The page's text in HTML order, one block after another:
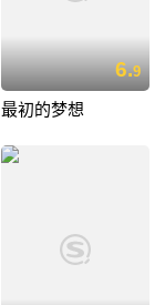
6.9
最初的梦想